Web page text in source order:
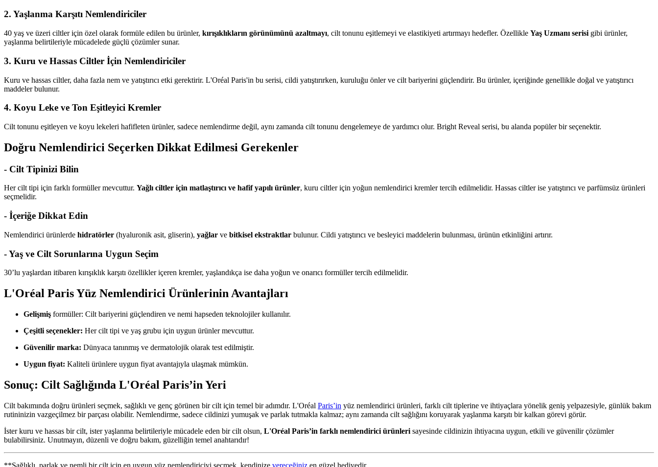
2. Yaşlanma Karşıtı Nemlendiriciler
40 yaş ve üzeri ciltler için özel olarak formüle edilen bu ürünler, kırışıklıkların görünümünü azaltmayı, cilt tonunu eşitlemeyi ve elastikiyeti artırmayı hedefler. Özellikle Yaş Uzmanı serisi gibi ürünler,
yaşlanma belirtileriyle mücadelede güçlü çözümler sunar.
3. Kuru ve Hassas Ciltler İçin Nemlendiriciler
Kuru ve hassas ciltler, daha fazla nem ve yatıştırıcı etki gerektirir. L'Oréal Paris'in bu serisi, cildi yatıştırırken, kuruluğu önler ve cilt bariyerini güçlendirir. Bu ürünler, içeriğinde genellikle doğal ve yatıştırıcı
maddeler bulunur.
4. Koyu Leke ve Ton Eşitleyici Kremler
Cilt tonunu eşitleyen ve koyu lekeleri hafifleten ürünler, sadece nemlendirme değil, aynı zamanda cilt tonunu dengelemeye de yardımcı olur. Bright Reveal serisi, bu alanda popüler bir seçenektir.
Doğru Nemlendirici Seçerken Dikkat Edilmesi Gerekenler
- Cilt Tipinizi Bilin
Her cilt tipi için farklı formüller mevcuttur. Yağlı ciltler için matlaştırıcı ve hafif yapılı ürünler, kuru ciltler için yoğun nemlendirici kremler tercih edilmelidir. Hassas ciltler ise yatıştırıcı ve parfümsüz ürünleri
seçmelidir.
- İçeriğe Dikkat Edin
Nemlendirici ürünlerde hidratörler (hyaluronik asit, gliserin), yağlar ve bitkisel ekstraktlar bulunur. Cildi yatıştırıcı ve besleyici maddelerin bulunması, ürünün etkinliğini artırır.
- Yaş ve Cilt Sorunlarına Uygun Seçim
30’lu yaşlardan itibaren kırışıklık karşıtı özellikler içeren kremler, yaşlandıkça ise daha yoğun ve onarıcı formüller tercih edilmelidir.
L'Oréal Paris Yüz Nemlendirici Ürünlerinin Avantajları
Gelişmiş formüller: Cilt bariyerini güçlendiren ve nemi hapseden teknolojiler kullanılır.
Çeşitli seçenekler: Her cilt tipi ve yaş grubu için uygun ürünler mevcuttur.
Güvenilir marka: Dünyaca tanınmış ve dermatolojik olarak test edilmiştir.
Uygun fiyat: Kaliteli ürünlere uygun fiyat avantajıyla ulaşmak mümkün.
Sonuç: Cilt Sağlığında L'Oréal Paris’in Yeri
Cilt bakımında doğru ürünleri seçmek, sağlıklı ve genç görünen bir cilt için temel bir adımdır. L'Oréal Paris’in yüz nemlendirici ürünleri, farklı cilt tiplerine ve ihtiyaçlara yönelik geniş yelpazesiyle, günlük bakım
rutininizin vazgeçilmez bir parçası olabilir. Nemlendirme, sadece cildinizi yumuşak ve parlak tutmakla kalmaz; aynı zamanda cilt sağlığını koruyarak yaşlanma karşıtı bir kalkan görevi görür.
İster kuru ve hassas bir cilt, ister yaşlanma belirtileriyle mücadele eden bir cilt olsun, L'Oréal Paris’in farklı nemlendirici ürünleri sayesinde cildinizin ihtiyacına uygun, etkili ve güvenilir çözümler
bulabilirsiniz. Unutmayın, düzenli ve doğru bakım, güzelliğin temel anahtarıdır!
**Sağlıklı, parlak ve nemli bir cilt için en uygun yüz nemlendiriciyi seçmek, kendinize vereceğiniz en güzel hediyedir.